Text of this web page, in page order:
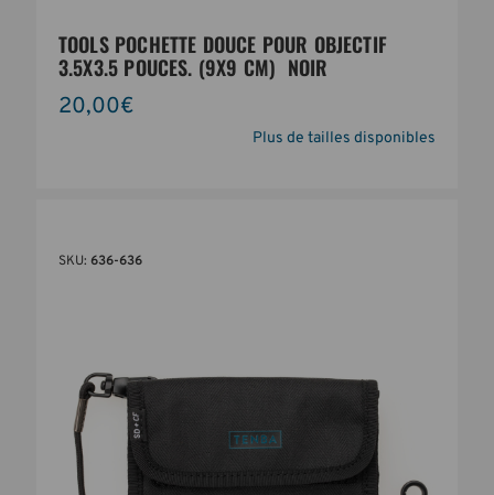
TOOLS POCHETTE DOUCE POUR OBJECTIF
3.5X3.5 POUCES. (9X9 CM)  NOIR
20,00€
Plus de tailles disponibles
SKU: 636-636